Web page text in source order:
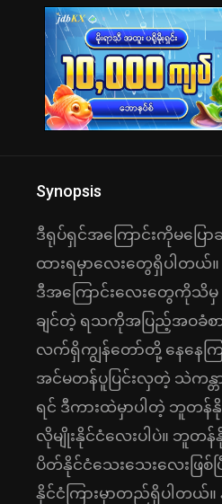
Synopsis
ဒီရုပ်ရှင်အကြောင်းကိုမပြေ
ထားရမှာလေးတွေရှိပါတယ်
ဒီအကြောင်းလေးတွေကိုသိမှ
ချင်တဲ့ ရသကိုအပြည့်အဝခံစား
လက်ရှိကျွန်တော်တို့ နေနေကြ
အင်မတန်ပူပြင်းလှတဲ့ သဲကန္
ရင် ဒီကားထဲမှာပါတဲ့ ဘူတန်
လိုမျိုးနိုင်ငံလေးပါပဲ။ ဘူတ
ပိတ်နိုင်ငံသေးသေးလေးဖြစ်
နိုင်ငံကြားမှာတည်ရှိပါတယ်။